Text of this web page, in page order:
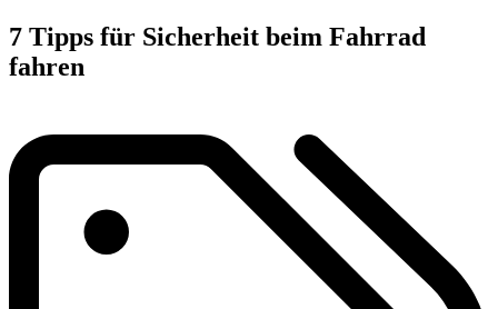
7 Tipps für Sicherheit beim Fahrrad
fahren